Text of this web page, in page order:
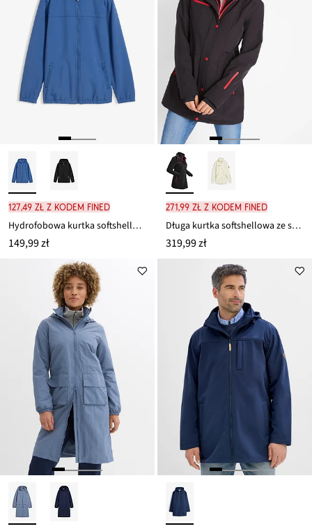
127,49 zł z kodem FINED
Hydrofobowa kurtka softshellowa z kapturem
149,99 zł
271,99 zł z kodem FINED
Długa kurtka softshellowa ze stretchem, hydrofobowa
319,99 zł